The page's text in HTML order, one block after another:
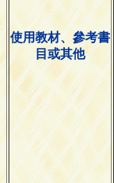
使用教材、參考書
目或其他